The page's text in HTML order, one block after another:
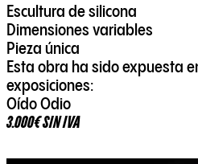
Escultura de silicona
Dimensiones variables
Pieza única
Esta obra ha sido expuesta
exposiciones:
Oído Odio
3.000€ SIN IVA